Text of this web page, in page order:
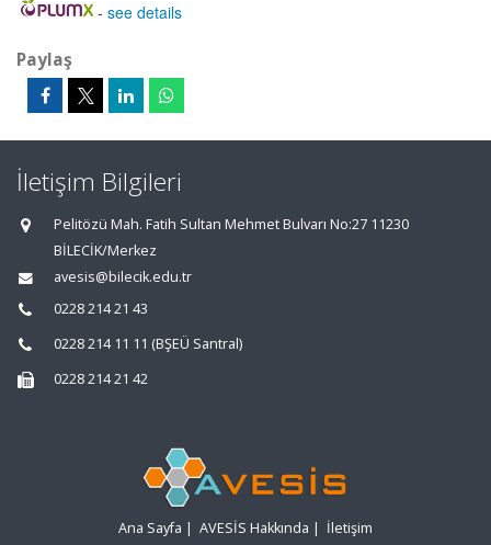
- see details
Paylaş
İletişim Bilgileri
Pelitözü Mah. Fatih Sultan Mehmet Bulvarı No:27 11230
BİLECİK/Merkez
avesis@bilecik.edu.tr
0228 214 21 43
0228 214 11 11 (BŞEÜ Santral)
0228 214 21 42
Ana Sayfa | AVESİS Hakkında | İletişim